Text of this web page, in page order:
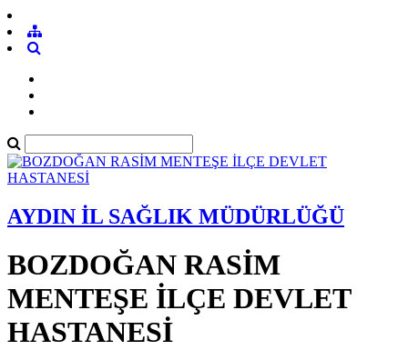
AYDIN İL SAĞLIK MÜDÜRLÜĞÜ
BOZDOĞAN RASİM
MENTEŞE İLÇE DEVLET
HASTANESİ